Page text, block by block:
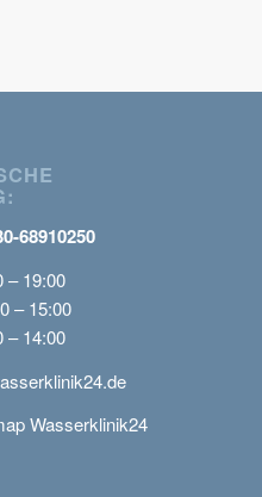
68910250
– 19:00
– 15:00
– 14:00
Wasserklinik24